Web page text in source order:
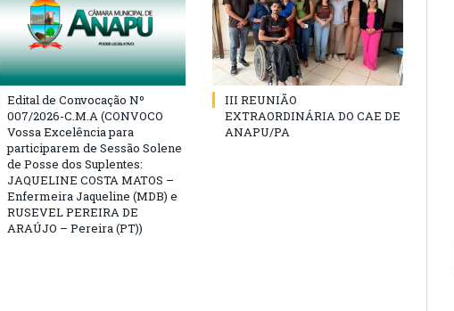
Edital de Convocação Nº
007/2026-C.M.A (CONVOCO
Vossa Excelência para
participarem de Sessão Solene
de Posse dos Suplentes:
JAQUELINE COSTA MATOS –
Enfermeira Jaqueline (MDB) e
RUSEVEL PEREIRA DE
ARAÚJO – Pereira (PT))
III REUNIÃO
EXTRAORDINÁRIA DO CAE DE
ANAPU/PA